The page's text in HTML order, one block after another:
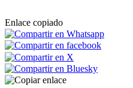
Enlace copiado